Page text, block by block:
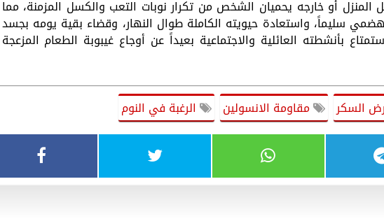
المنزل أو خارجه يحميان الشخص من تكرار نوبات التعب والكسل المزمنة، مما
سليماً، واستعادة حيويته الكاملة طوال النهار، وقضاء بقية يومه بجسد
بأنشطته العائلية والاجتماعية بعيداً عن أوجاع غيبوبة الطعام المزعجة
السكر مقاومة الانسولين الرغبة في النوم